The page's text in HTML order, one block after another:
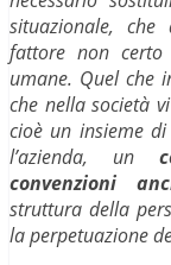
situazionale,
fattore non certo
umane. Quel che
che nella società
cioè un insieme
l’azienda, un
convenzioni
struttura della
la perpetuazione